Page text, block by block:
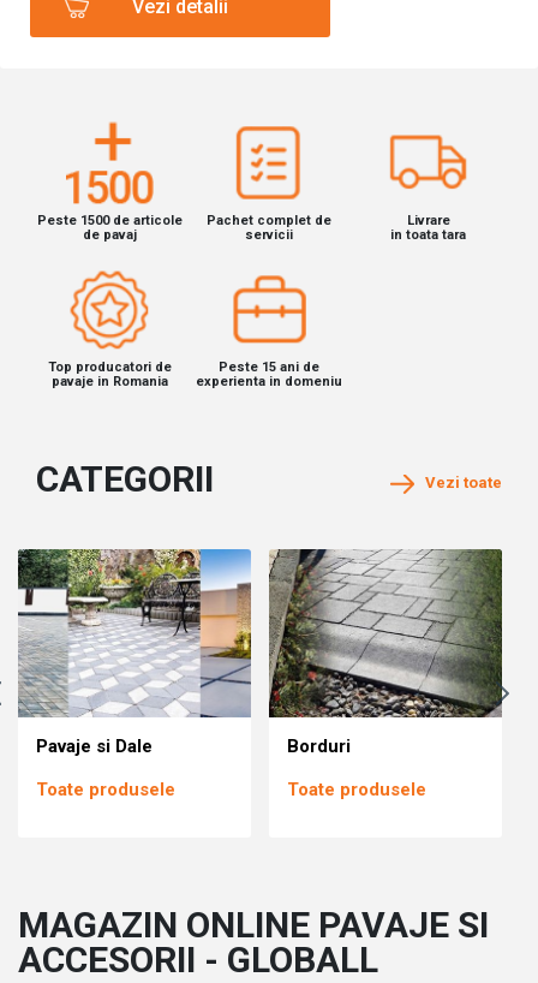
Peste 1500 de articole
de pavaj
Pachet complet de
servicii
Livrare
in toata tara
Top producatori de
pavaje in Romania
Peste 15 ani de
experienta in domeniu
CATEGORII Vezi toate
Pavaje si Dale
Toate produsele
Borduri
Toate produsele
MAGAZIN ONLINE PAVAJE SI
ACCESORII - GLOBALL